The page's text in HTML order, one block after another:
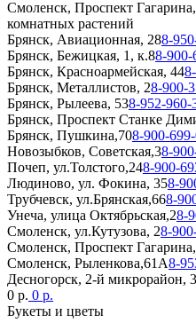
Смоленск, Проспект
комнатных растений
Брянск, Авиационная, 288-
Брянск, Бежицкая, 1, к.88-900-
Брянск, Красноармейская, 44
Брянск, Металлистов, 28-900-
Брянск, Рылеева, 538-952-960-
Брянск, Проспект Станке
Брянск, Пушкина,708-900-
Новозыбков, Советская,38-
Почеп, ул.Толстого,248-900-
Людиново, ул. Фокина, 358-
Трубчевск, ул.Брянская,668-
Унеча, улица Октябрьская,28-
Смоленск, ул.Кутузова, 28-
Смоленск, Проспект
Смоленск, Рыленкова,61А8-
Десногорск, 2-й микрорайон, 3
0 р. 0 р.
Букеты и цветы